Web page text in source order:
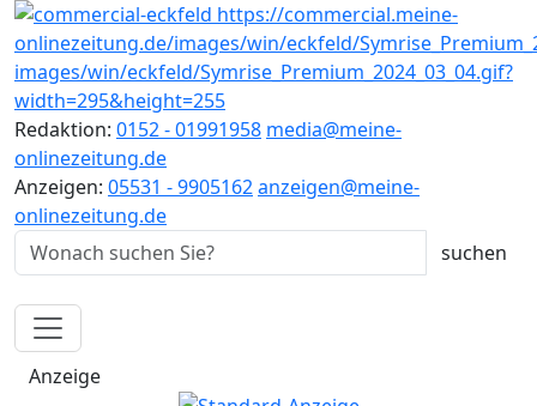
Redaktion: 0152 - 01991958 media@meine-
onlinezeitung.de
Anzeigen: 05531 - 9905162anzeigen@meine-
onlinezeitung.de
Anzeige